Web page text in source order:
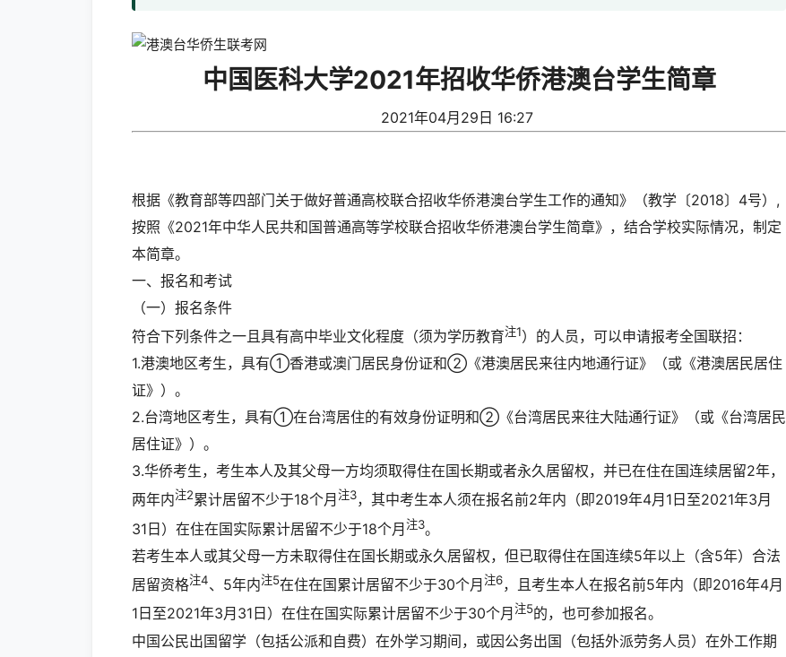
中国医科大学2021年招收华侨港澳台学生简章
2021年04月29日 16:27
根据《教育部等四部门关于做好普通高校联合招收华侨港澳台学生工作的通知》（教学〔2018〕4号）,
按照《2021年中华人民共和国普通高等学校联合招收华侨港澳台学生简章》，结合学校实际情况，制定
本简章。
一、报名和考试
（一）报名条件
符合下列条件之一且具有高中毕业文化程度（须为学历教育注1）的人员，可以申请报考全国联招：
1.港澳地区考生，具有①香港或澳门居民身份证和②《港澳居民来往内地通行证》（或《港澳居民居住
证》）。
2.台湾地区考生，具有①在台湾居住的有效身份证明和②《台湾居民来往大陆通行证》（或《台湾居民
居住证》）。
3.华侨考生，考生本人及其父母一方均须取得住在国长期或者永久居留权，并已在住在国连续居留2年，
两年内注2累计居留不少于18个月 注3，其中考生本人须在报名前2年内（即2019年4月1日至2021年3月
31日）在住在国实际累计居留不少于18个月注3。
若考生本人或其父母一方未取得住在国长期或永久居留权，但已取得住在国连续5年以上（含5年）合法
居留资格注4、5年内注5在住在国累计居留不少于30个月 注6，且考生本人在报名前5年内（即2016年4月
1日至2021年3月31日）在住在国实际累计居留不少于30个月 注5的，也可参加报名。
中国公民出国留学（包括公派和自费）在外学习期间，或因公务出国（包括外派劳务人员）在外工作期